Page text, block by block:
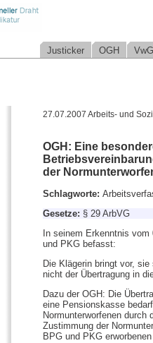
Justicker OGH
27.07.2007 Arbeits- und
OGH: Eine
der
Schlagworte:
Gesetze: § 29 ArbVG
In seinem Erkenntnis
und PKG befasst:
Die Klägerin bringt vor,
nicht der Übertragung in
Dazu der OGH: Die
eine Pensionskasse
Normunterworfenen
Zustimmung der
BPG und PKG